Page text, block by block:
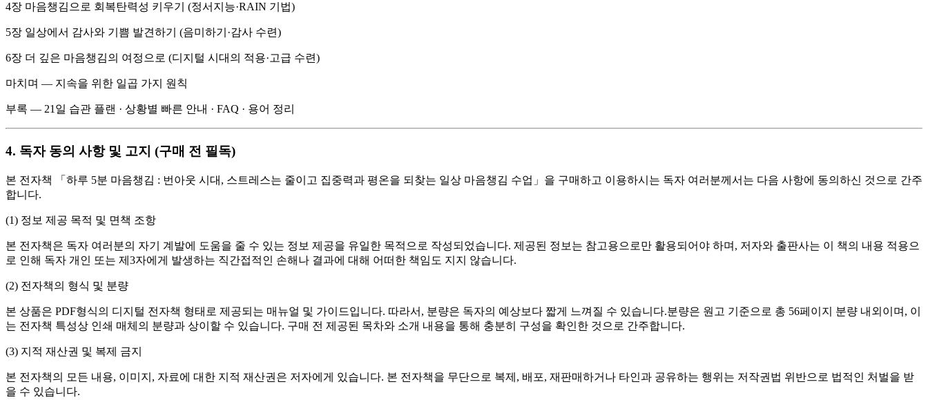
4장 마음챙김으로 회복탄력성 키우기 (정서지능·RAIN 기법)
5장 일상에서 감사와 기쁨 발견하기 (음미하기·감사 수련)
6장 더 깊은 마음챙김의 여정으로 (디지털 시대의 적용·고급 수련)
마치며 — 지속을 위한 일곱 가지 원칙
부록 — 21일 습관 플랜 · 상황별 빠른 안내 · FAQ · 용어 정리
4. 독자 동의 사항 및 고지 (구매 전 필독)
본 전자책 「하루 5분 마음챙김 : 번아웃 시대, 스트레스는 줄이고 집중력과 평온을 되찾는 일상 마음챙김 수업」을 구매하고 이용하시는 독자 여러분께서는 다음 사항에 동의하신 것으로 간주
합니다.
(1) 정보 제공 목적 및 면책 조항
본 전자책은 독자 여러분의 자기 계발에 도움을 줄 수 있는 정보 제공을 유일한 목적으로 작성되었습니다. 제공된 정보는 참고용으로만 활용되어야 하며, 저자와 출판사는 이 책의 내용 적용으
로 인해 독자 개인 또는 제3자에게 발생하는 직간접적인 손해나 결과에 대해 어떠한 책임도 지지 않습니다.
(2) 전자책의 형식 및 분량
본 상품은 PDF형식의 디지털 전자책 형태로 제공되는 매뉴얼 및 가이드입니다. 따라서, 분량은 독자의 예상보다 짧게 느껴질 수 있습니다.분량은 원고 기준으로 총 56페이지 분량 내외이며, 이
는 전자책 특성상 인쇄 매체의 분량과 상이할 수 있습니다. 구매 전 제공된 목차와 소개 내용을 통해 충분히 구성을 확인한 것으로 간주합니다.
(3) 지적 재산권 및 복제 금지
본 전자책의 모든 내용, 이미지, 자료에 대한 지적 재산권은 저자에게 있습니다. 본 전자책을 무단으로 복제, 배포, 재판매하거나 타인과 공유하는 행위는 저작권법 위반으로 법적인 처벌을 받
을 수 있습니다.